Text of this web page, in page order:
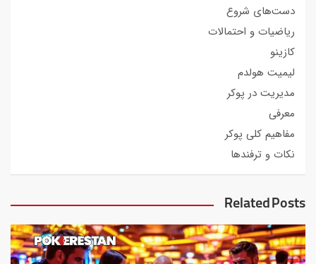
دست‌های شروع
ریاضیات و احتمالات
کازینو
لیمیت هولدم
مدیریت در پوکر
معرفی
مفاهیم کلی پوکر
نکات و ترفندها
Related Posts